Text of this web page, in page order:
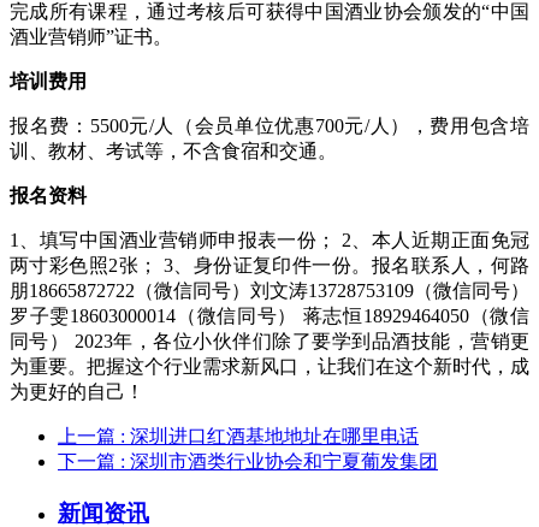
完成所有课程，通过考核后可获得中国酒业协会颁发的“中国
酒业营销师”证书。
培训费用
报名费：5500元/人（会员单位优惠700元/人），费用包含培
训、教材、考试等，不含食宿和交通。
报名资料
1、填写中国酒业营销师申报表一份； 2、本人近期正面免冠
两寸彩色照2张； 3、身份证复印件一份。报名联系人，何路
朋18665872722（微信同号）刘文涛13728753109（微信同号）
罗子雯18603000014（微信同号） 蒋志恒18929464050（微信
同号） 2023年，各位小伙伴们除了要学到品酒技能，营销更
为重要。把握这个行业需求新风口，让我们在这个新时代，成
为更好的自己！
上一篇 : 深圳进口红酒基地地址在哪里电话
下一篇 : 深圳市酒类行业协会和宁夏葡发集团
新闻资讯